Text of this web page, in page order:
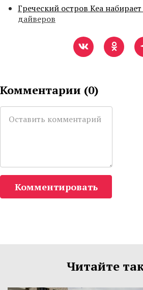
Греческий остров Кеа
дайверов
Комментарии (0)
Комментировать
Читайте